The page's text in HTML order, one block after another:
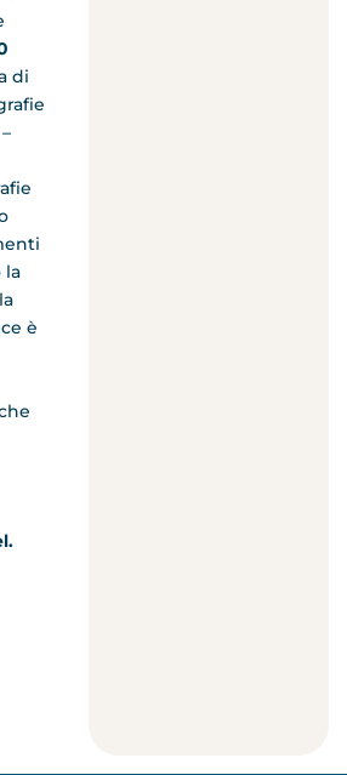
di
la
è